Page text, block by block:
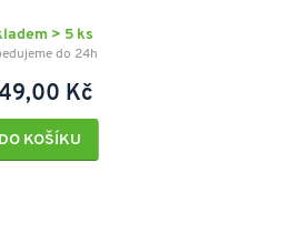
> 5 ks
do 24h
Kč
DO KOŠÍKU